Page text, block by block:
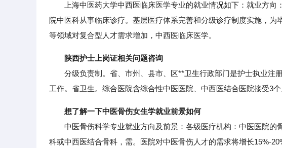
上海中医药大学中西医临床医学专业的就业情况如下：就业方向
院中医科从事临床诊疗。基层医疗体系完善和分级诊疗制度实施，
等领域对复合型人才需求增加，中西医临床医学。
陕西护士上岗证相关问题咨询
分级负责制。省、市州、县市、区**卫生行政部门是护士执业注
工作。省卫生。综合医院含综合性中医医院、中西医结合医院接受3
想了解一下中医骨伤女生学就业前景如何
中医骨伤科学专业就业方向及前景：各级医疗机构：中医医院的
科或中西医结合骨科，需。医院对中医骨伤人才的需求将增长15%-